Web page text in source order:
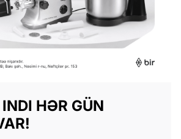
HƏR GÜN